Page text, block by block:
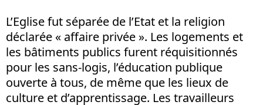
L’Eglise fut séparée de l’Etat et la religion
déclarée « affaire privée ». Les logements et
les bâtiments publics furent réquisitionnés
pour les sans-logis, l’éducation publique
ouverte à tous, de même que les lieux de
culture et d’apprentissage. Les travailleurs